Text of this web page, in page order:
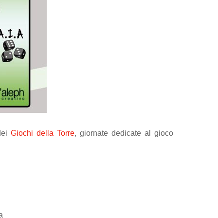
Giochi della Torre, giornate dedicate al gioco